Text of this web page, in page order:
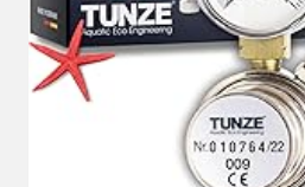
DC-
MAGNET
MIT
GROSSEM D
UAL-G